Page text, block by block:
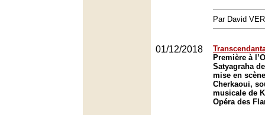
Par David
01/12/2018
Première à
Satyagraha
mise en
Cherkaoui,
musicale de
Opéra des